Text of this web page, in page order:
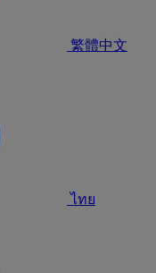
繁體中文
ไทย